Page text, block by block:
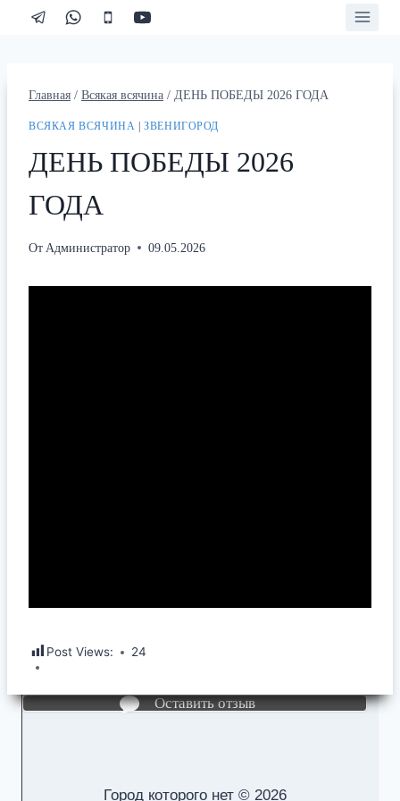
Перейти
Главная / Всякая всячина / ДЕНЬ ПОБЕДЫ 2026 ГОДА
ВСЯКАЯ ВСЯЧИНА |ЗВЕНИГОРОД
ДЕНЬ ПОБЕДЫ 2026
ГОДА
От Администратор 09.05.2026
Post Views: 24
Оставить отзыв
Город которого нет © 2026